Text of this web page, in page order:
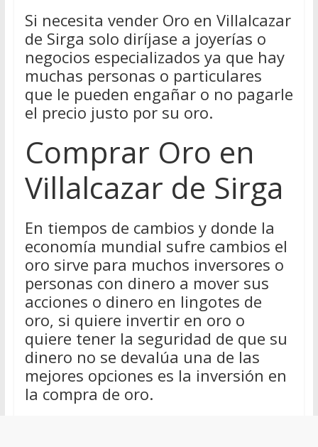
Si necesita vender Oro en Villalcazar
de Sirga solo diríjase a joyerías o
negocios especializados ya que hay
muchas personas o particulares
que le pueden engañar o no pagarle
el precio justo por su oro.
Comprar Oro en
Villalcazar de Sirga
En tiempos de cambios y donde la
economía mundial sufre cambios el
oro sirve para muchos inversores o
personas con dinero a mover sus
acciones o dinero en lingotes de
oro, si quiere invertir en oro o
quiere tener la seguridad de que su
dinero no se devalúa una de las
mejores opciones es la inversión en
la compra de oro.